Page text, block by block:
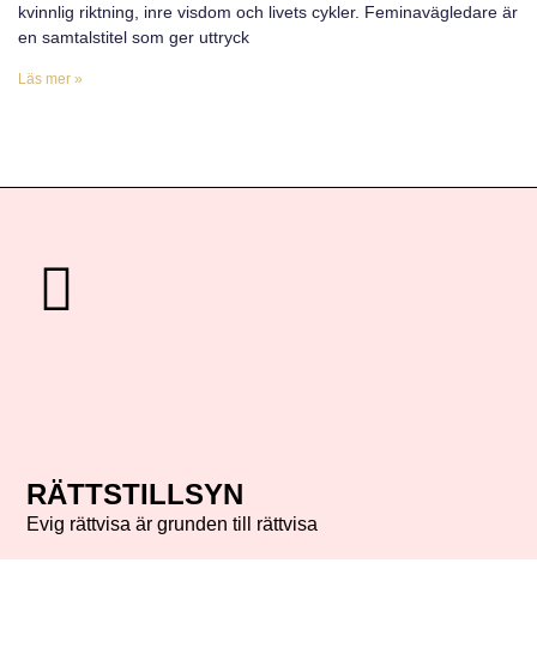
kvinnlig riktning, inre visdom och livets cykler. Feminavägledare är
en samtalstitel som ger uttryck
Läs mer »
RÄTTSTILLSYN
Evig rättvisa är grunden till rättvisa